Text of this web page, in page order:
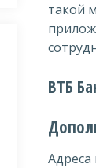
такой
ВТБ
Адреса